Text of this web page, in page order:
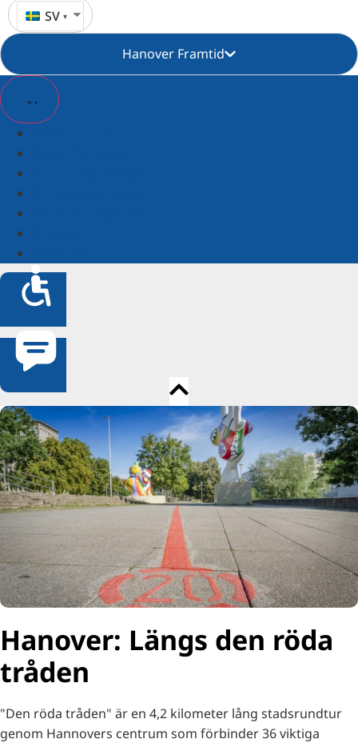
SV
Hanover Framtid
Hanover: Längs den röda
tråden
"Den röda tråden" är en 4,2 kilometer lång stadsrundtur
genom Hannovers centrum som förbinder 36 viktiga